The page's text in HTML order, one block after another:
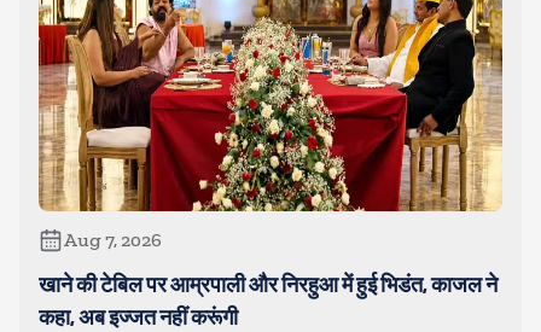
Aug 7, 2026
खाने की टेबिल पर आम्रपाली और निरहुआ में हुई भिडंत, काजल ने
कहा, अब इज्जत नहीं करूंगी